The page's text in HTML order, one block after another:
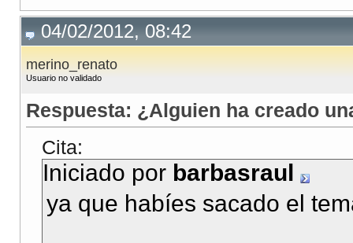
04/02/2012, 08:42
merino_renato
Usuario no validado
Respuesta: ¿Alguien ha creado
Cita:
Iniciado por barbasraul
ya que habíes sacado el